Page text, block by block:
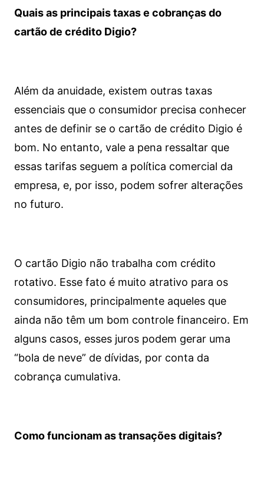
Quais as principais taxas e cobranças do
cartão de crédito Digio?
Além da anuidade, existem outras taxas
essenciais que o consumidor precisa conhecer
antes de definir se o cartão de crédito Digio é
bom. No entanto, vale a pena ressaltar que
essas tarifas seguem a política comercial da
empresa, e, por isso, podem sofrer alterações
no futuro.
O cartão Digio não trabalha com crédito
rotativo. Esse fato é muito atrativo para os
consumidores, principalmente aqueles que
ainda não têm um bom controle financeiro. Em
alguns casos, esses juros podem gerar uma
“bola de neve” de dívidas, por conta da
cobrança cumulativa.
Como funcionam as transações digitais?